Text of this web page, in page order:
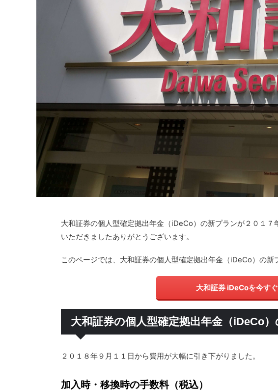
大和証券の個人型確定拠出年金（iDeCo）の新プランが２０１
いただきましたありがとうございます。
このページでは、大和証券の個人型確定拠出年金（iDeCo）の新
大和証券 iDeCoを今す
大和証券の個人型確定拠出年金（iDeCo）
２０１８年９月１１日から費用が大幅に引き下がりました。
加入時・移換時の手数料（税込）